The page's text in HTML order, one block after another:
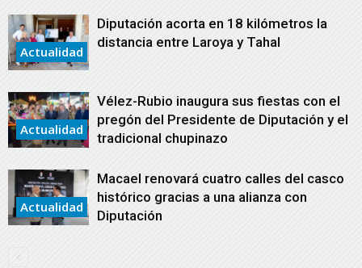
Actualidad
Diputación acorta en 18 kilómetros la
distancia entre Laroya y Tahal
Actualidad
Vélez-Rubio inaugura sus fiestas con el
pregón del Presidente de Diputación y el
tradicional chupinazo
Actualidad
Macael renovará cuatro calles del casco
histórico gracias a una alianza con
Diputación